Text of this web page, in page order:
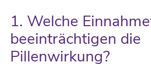
1. Welche
beeinträchtigen die
Pillenwirkung?